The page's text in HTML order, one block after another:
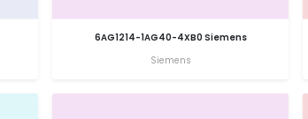
6AG1214-1AG40-4XB0 Siemens
Siemens